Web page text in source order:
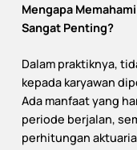
Mengapa
Sangat Penting?
Dalam praktiknya,
kepada karyawan
Ada manfaat yang
periode berjalan,
perhitungan